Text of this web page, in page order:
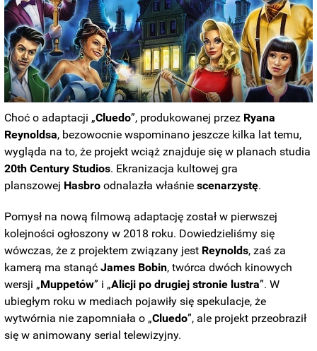
Choć o adaptacji „Cluedo”, produkowanej przez Ryana
Reynoldsa, bezowocnie wspominano jeszcze kilka lat temu,
wygląda na to, że projekt wciąż znajduje się w planach studia
20th Century Studios. Ekranizacja kultowej gra
planszowej Hasbro odnalazła właśniescenarzystę.
Pomysł na nową filmową adaptację został w pierwszej
kolejności ogłoszony w 2018 roku. Dowiedzieliśmy się
wówczas, że z projektem związany jest Reynolds, zaś za
kamerą ma stanąćJames Bobin, twórca dwóch kinowych
wersji „Muppetów” i „Alicji po drugiej stronie lustra”. W
ubiegłym roku w mediach pojawiły się spekulacje, że
wytwórnia nie zapomniała o „Cluedo”, ale projekt przeobraził
się w animowany serial telewizyjny.